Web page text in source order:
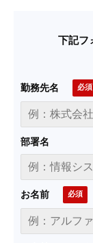
下記フ
勤務先名
部署名
お名前